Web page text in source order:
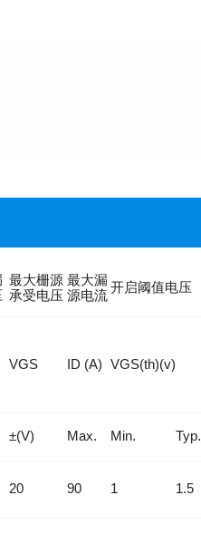
最大栅源
承受电压
最大漏
源电流
开启阈值电压
VGS ID (A) VGS(th)(v)
±(V) Max. Min. Typ.
20 90 1 1.5